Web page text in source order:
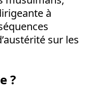
à
sur les
?